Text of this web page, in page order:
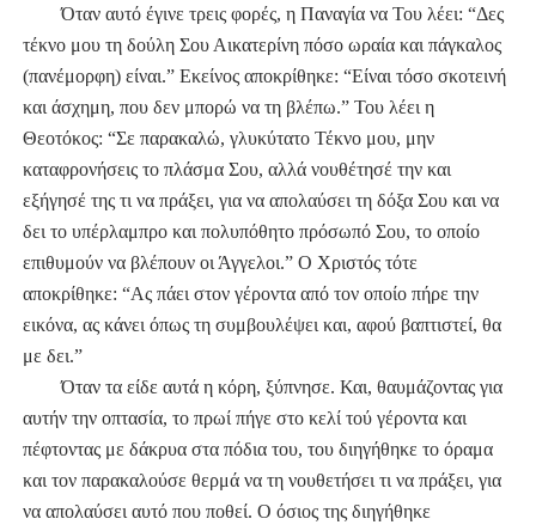
Όταν αυτό έγινε τρεις φορές, η Παναγία να Του λέει: “Δες
τέκνο μου τη δούλη Σου Αικατερίνη πόσο ωραία και πάγκαλος
(πανέμορφη) είναι.” Εκείνος αποκρίθηκε: “Είναι τόσο σκοτεινή
και άσχημη, που δεν μπορώ να τη βλέπω.” Του λέει η
Θεοτόκος: “Σε παρακαλώ, γλυκύτατο Τέκνο μου, μην
καταφρονήσεις το πλάσμα Σου, αλλά νουθέτησέ την και
εξήγησέ της τι να πράξει, για να απολαύσει τη δόξα Σου και να
δει το υπέρλαμπρο και πολυπόθητο πρόσωπό Σου, το οποίο
επιθυμούν να βλέπουν οι Άγγελοι.” Ο Χριστός τότε
αποκρίθηκε: “Ας πάει στον γέροντα από τον οποίο πήρε την
εικόνα, ας κάνει όπως τη συμβουλέψει και, αφού βαπτιστεί, θα
με δει.”
Όταν τα είδε αυτά η κόρη, ξύπνησε. Και, θαυμάζοντας για
αυτήν την οπτασία, το πρωί πήγε στο κελί τού γέροντα και
πέφτοντας με δάκρυα στα πόδια του, του διηγήθηκε το όραμα
και τον παρακαλούσε θερμά να τη νουθετήσει τι να πράξει, για
να απολαύσει αυτό που ποθεί. Ο όσιος της διηγήθηκε